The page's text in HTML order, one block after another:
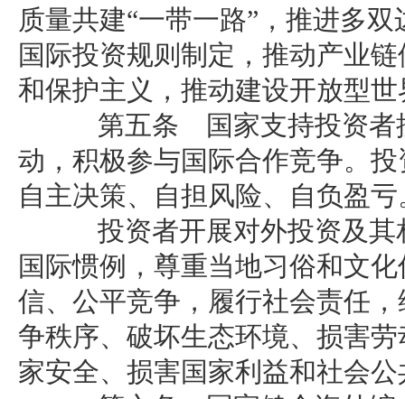
质量共建“一带一路”，推进多
国际投资规则制定，推动产业
和保护主义，推动建设开放型
第五条 国家支持投资者按
动，积极参与国际合作竞争。
自主决策、自担风险、自负盈亏
投资者开展对外投资及其
国际惯例，尊重当地习俗和文
信、公平竞争，履行社会责任
争秩序、破坏生态环境、损害
家安全、损害国家利益和社会